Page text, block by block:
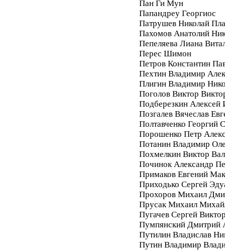
Пан Ги Мун
Папандреу Георгиос
Патрушев Николай
Пахомов Анатолий
Пепеляева Лиана
Перес Шимон
Петров Константин
Пехтин Владимир
Плигин Владимир
Поголов Виктор
Подберезкин Алексей
Позгалев Вячеслав
Полтавченко Георгий
Порошенко Петр
Потанин Владимир
Похмелкин Виктор
Починок Александр
Примаков Евгений
Приходько Сергей
Прохоров Михаил
Прусак Михаил
Пугачев Сергей
Пумпянский Дмитрий
Путилин Владислав
Путин Владимир